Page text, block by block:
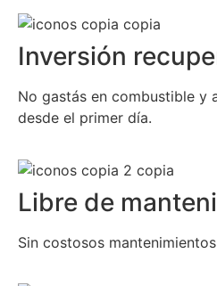
Inversión
No gastás en combustible y
desde el primer día.
Libre de
Sin costosos